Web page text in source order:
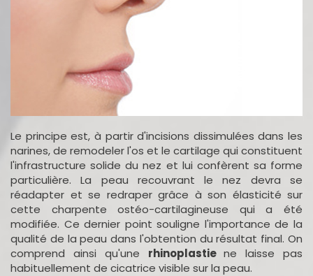
Le principe est, à partir d'incisions dissimulées dans les
narines, de remodeler l'os et le cartilage qui constituent
l'infrastructure solide du nez et lui confèrent sa forme
particulière. La peau recouvrant le nez devra se
réadapter et se redraper grâce à son élasticité sur
cette charpente ostéo-cartilagineuse qui a été
modifiée. Ce dernier point souligne l'importance de la
qualité de la peau dans l'obtention du résultat final. On
comprend ainsi qu'une rhinoplastiene laisse pas
habituellement de cicatrice visible sur la peau.